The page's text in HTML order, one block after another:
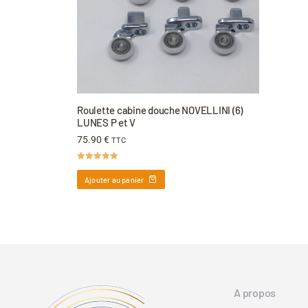
Roulette cabine douche NOVELLINI (6)
LUNES P et V
75.90 € TTC
Ajouter au panier
A propos